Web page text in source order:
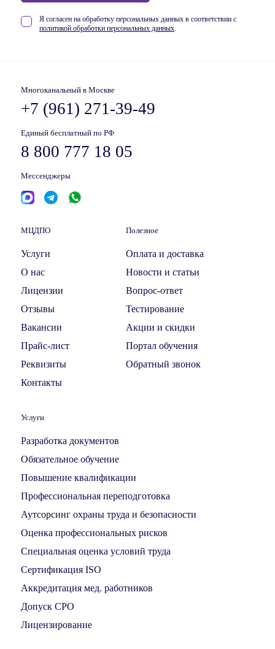
Я согласен на обработку персональных данных в соответствии с
политикой обработки персональных данных.
Многоканальный в Москве
+7 (961) 271-39-49
Единый бесплатный по РФ
8 800 777 18 05
Мессенджеры
МЦДПО
Услуги
О нас
Лицензии
Отзывы
Вакансии
Прайс-лист
Реквизиты
Контакты
Полезное
Оплата и доставка
Новости и статьи
Вопрос-ответ
Тестирование
Акции и скидки
Портал обучения
Обратный звонок
Услуги
Разработка документов
Обязательное обучение
Повышение квалификации
Профессиональная переподготовка
Аутсорсинг охраны труда и безопасности
Оценка профессиональных рисков
Специальная оценка условий труда
Сертификация ISO
Аккредитация мед. работников
Допуск СРО
Лицензирование